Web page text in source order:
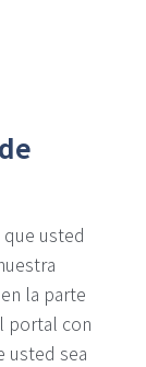
que usted
la parte
portal con
usted sea